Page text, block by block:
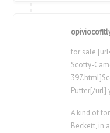
for sale
Scotty-
Putter[/url]
A kind of
Beckett, in